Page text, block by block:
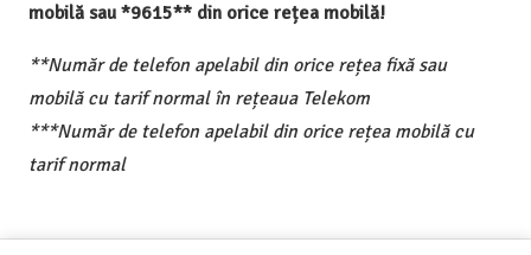
mobilă sau *9615** din orice rețea mobilă!
**Număr de telefon apelabil din orice rețea fixă sau
mobilă cu tarif normal în rețeaua Telekom
***Număr de telefon apelabil din orice rețea mobilă cu
tarif normal